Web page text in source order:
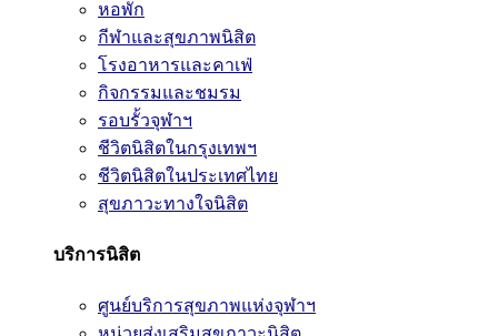
หอพัก
กีฬาและสุขภาพนิสิต
โรงอาหารและคาเฟ่
กิจกรรมและชมรม
รอบรั้วจุฬาฯ
ชีวิตนิสิตในกรุงเทพฯ
ชีวิตนิสิตในประเทศไทย
สุขภาวะทางใจนิสิต
บริการนิสิต
ศูนย์บริการสุขภาพแห่งจุฬาฯ